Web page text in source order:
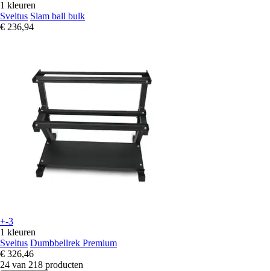
1 kleuren
Sveltus Slam ball bulk
€ 236,94
+-3
1 kleuren
Sveltus Dumbbellrek Premium
€ 326,46
24 van 218 producten